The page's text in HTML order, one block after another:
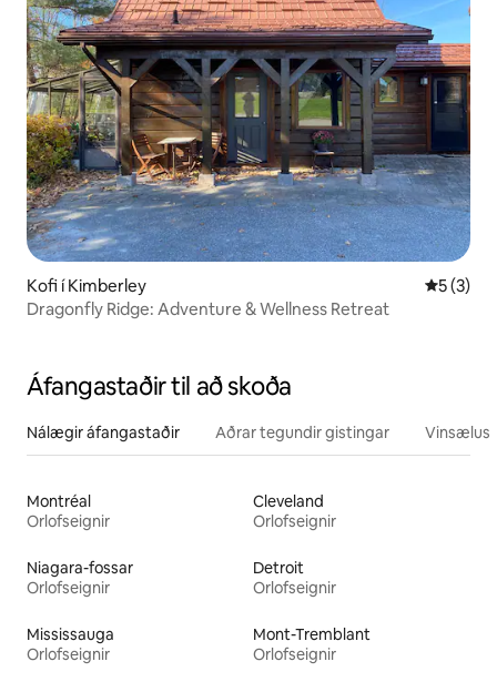
Kofi í Kimberley 5 af 5 í
5 (3)
Dragonfly Ridge: Adventure & Wellness Retreat
Áfangastaðir til að skoða
Nálægir áfangastaðir Aðrar tegundir gistingar
Montréal
Orlofseignir
Cleveland
Orlofseignir
Niagara-fossar
Orlofseignir
Detroit
Orlofseignir
Mississauga
Orlofseignir
Mont-Tremblant
Orlofseignir